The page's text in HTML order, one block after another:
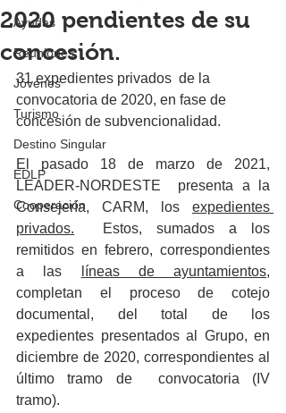
Ayudas
Reuniones
Jóvenes
Turismo
Destino Singular
EDLP
Cooperación
2020 pendientes de su
concesión.
31 expedientes privados  de la
convocatoria de 2020, en fase de
concesión de subvencionalidad.
El pasado 18 de marzo de 2021,
LEADER-NORDESTE  presenta a la
Consejería, CARM, los expedientes
privados.
  Estos, sumados a los
remitidos en febrero, correspondientes
a las
líneas de ayuntamientos,
completan el proceso de cotejo
documental, del total de los
expedientes presentados al Grupo, en
diciembre de 2020, correspondientes al
último tramo de  convocatoria (IV
tramo).